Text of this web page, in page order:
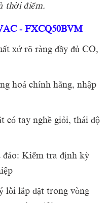
thời điểm.
- FXCQ50BVM
xứ rõ ràng đầy đủ CO,
hoá chính hãng, nhập
có tay nghề giỏi, thái độ
đáo: Kiểm tra định kỳ
lỗi lắp đặt trong vòng